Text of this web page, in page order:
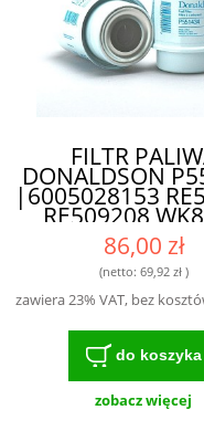
FILTR
DONALDSON
|6005028153
RE509208
0011350420
87802923
BF7784-D| -
DO MASZYN
86,00 zł
(netto: 69,92 zł)
zawiera 23% VAT, bez
do koszyka
zobacz więcej